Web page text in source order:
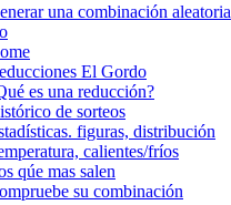
una combinación aleatoria
El Gordo
es una reducción?
de sorteos
figuras, distribución
calientes/fríos
qúe mas salen
su combinación